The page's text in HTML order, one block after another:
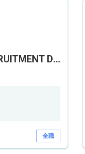
THE REPULSE BAY RECRUITMENT DAY 淺水灣影灣園人才招聘會
全職